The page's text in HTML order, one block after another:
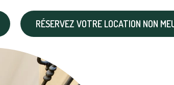
RÉSERVEZ VOTRE LOCATION NON